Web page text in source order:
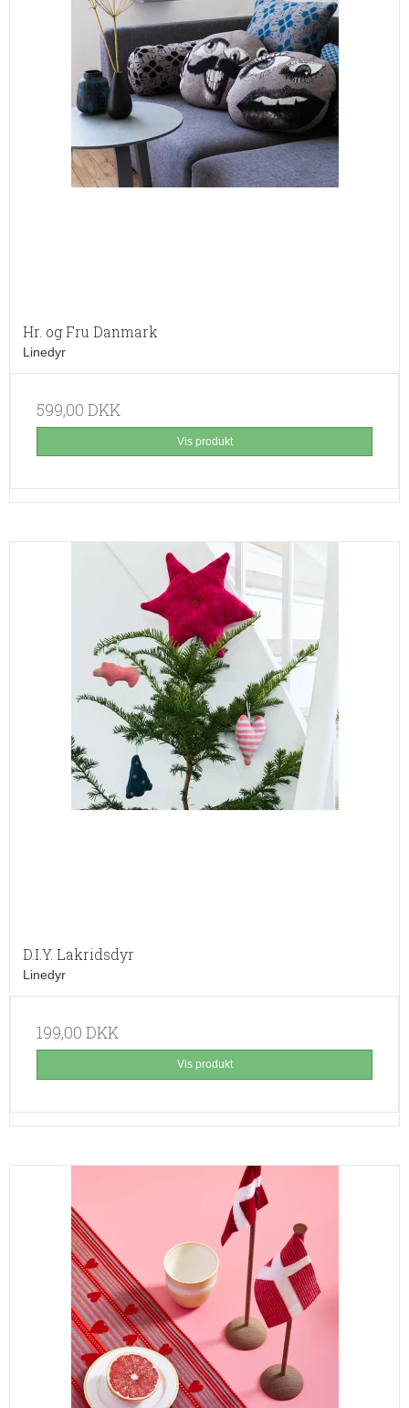
Hr. og Fru Danmark
Linedyr
599,00 DKK
Vis produkt
D.I.Y. Lakridsdyr
Linedyr
199,00 DKK
Vis produkt